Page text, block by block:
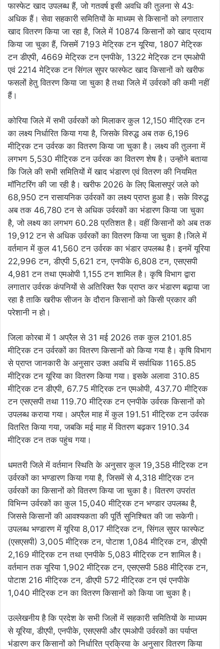
फास्फेट खाद उपलब्ध हैं, जो गतवर्ष इसी अवधि की तुलना से 43ः
अधिक हैं। सेवा सहकारी समितियों के माध्यम से किसानों को लगातार
खाद वितरण किया जा रहा है, जिले में 10874 किसानों को खाद प्रदाय
किया जा चुका हैं, जिसमें 7193 मेट्रिक टन यूरिया, 1807 मेट्रिक
टन डीएपी, 4669 मेट्रिक टन एनपीके, 1322 मेट्रिक टन एमओपी
एवं 2214 मेट्रिक टन सिंगल सुपर फास्फेट खाद किसानों को खरीफ
फसलों हेतु वितरण किया जा चुका है तथा जिले में उर्वरकों की कमी नहीं
हैं।
कोरिया जिले में सभी उर्वरकों को मिलाकर कुल 12,150 मीट्रिक टन
का लक्ष्य निर्धारित किया गया है, जिसके विरुद्ध अब तक 6,196
मीट्रिक टन उर्वरक का वितरण किया जा चुका है। लक्ष्य की तुलना में
लगभग 5,530 मीट्रिक टन उर्वरक का वितरण शेष है। उन्होंने बताया
कि जिले की सभी समितियों में खाद भंडारण एवं वितरण की नियमित
मॉनिटरिंग की जा रही है। खरीफ 2026 के लिए बिलासपुरं जले को
68,950 टन रासायनिक उर्वरकों का लक्ष्य प्राप्त हुआ है। सके विरुद्ध
अब तक 46,780 टन से अधिक उर्वरकों का भंडारण किया जा चुका
है, जो लक्ष्य का लगभग 60.28 प्रतिशत है। वहीं किसानों को अब तक
19,912 टन से अधिक उर्वरकों का वितरण किया जा चुका है।जिले में
वर्तमान में कुल 41,560 टन उर्वरक का भंडार उपलब्ध है। इनमें यूरिया
22,996 टन, डीएपी 5,621 टन, एनपीके 6,808 टन, एसएसपी
4,981 टन तथा एमओपी 1,155 टन शामिल है। कृषि विभाग द्वारा
लगातार उर्वरक कंपनियों से अतिरिक्त रैक प्राप्त कर भंडारण बढ़ाया जा
रहा है ताकि खरीफ सीजन के दौरान किसानों को किसी प्रकार की
परेशानी न हो।
जिला कोरबा में 1 अप्रैल से 31 मई 2026 तक कुल 2101.85
मीट्रिक टन उर्वरकों का वितरण किसानों को किया गया है। कृषि विभाग
से प्राप्त जानकारी के अनुसार उक्त अवधि में सर्वाधिक 1165.85
मीट्रिक टन यूरिया का वितरण किया गया। इसके अलावा 310.85
मीट्रिक टन डीएपी, 67.75 मीट्रिक टन एमओपी, 437.70 मीट्रिक
टन एसएसपी तथा 119.70 मीट्रिक टन एनपीके उर्वरक किसानों को
उपलब्ध कराया गया। अप्रैल माह में कुल 191.51 मीट्रिक टन उर्वरक
वितरित किया गया, जबकि मई माह में वितरण बढ़कर 1910.34
मीट्रिक टन तक पहुंच गया।
धमतरी जिले में वर्तमान स्थिति के अनुसार कुल 19,358 मीट्रिक टन
उर्वरकों का भण्डारण किया गया है, जिसमें से 4,318 मीट्रिक टन
उर्वरकों का किसानों को वितरण किया जा चुका है। वितरण उपरांत
विभिन्न उर्वरकों का कुल 15,040 मीट्रिक टन भण्डार उपलब्ध है,
जिससे किसानों की आवश्यकता की पूर्ति सुनिश्चित की जा सकेगी।
उपलब्ध भण्डारण में यूरिया 8,017 मीट्रिक टन, सिंगल सुपर फास्फेट
(एसएसपी) 3,005 मीट्रिक टन, पोटाश 1,084 मीट्रिक टन, डीएपी
2,169 मीट्रिक टन तथा एनपीके 5,083 मीट्रिक टन शामिल है।
वर्तमान तक यूरिया 1,902 मीट्रिक टन, एसएसपी 588 मीट्रिक टन,
पोटाश 216 मीट्रिक टन, डीएपी 572 मीट्रिक टन एवं एनपीके
1,040 मीट्रिक टन का वितरण किसानों को किया जा चुका है।
उल्लेखनीय है कि प्रदेश के सभी जिलों में सहकारी समितियों के माध्यम
से यूरिया, डीएपी, एनपीके, एसएसपी और एमओपी उर्वरकों का पर्याप्त
भंडारण कर किसानों को निर्धारित प्रक्रिया के अनुसार वितरण किया